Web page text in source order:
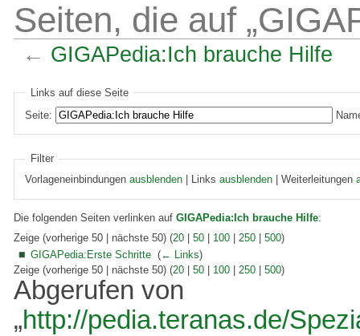
Seiten, die auf
← GIGAPedia:Ich brauche Hilfe
Links auf diese Seite
Seite:
Filter
Vorlageneinbindungenausblenden | Linksausblenden | Weiterleitungen
Die folgenden Seiten verlinken auf GIGAPedia:Ich brauche Hilfe:
Zeige (vorherige 50 | nächste 50) (20 50 100 250 500)
GIGAPedia:Erste Schritte ‎(← Links)
Zeige (vorherige 50 | nächste 50) (20 50 100 250 500)
Abgerufen von
„http://pedia.teranas.de/